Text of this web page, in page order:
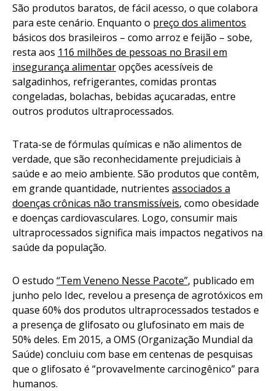
São produtos baratos, de fácil acesso, o que colabora
para este cenário. Enquanto o preço dos alimentos
básicos dos brasileiros – como arroz e feijão – sobe,
resta aos 116 milhões de pessoas no Brasil em
insegurança alimentaropções acessíveis de
salgadinhos, refrigerantes, comidas prontas
congeladas, bolachas, bebidas açucaradas, entre
outros produtos ultraprocessados.
Trata-se de fórmulas químicas e não alimentos de
verdade, que são reconhecidamente prejudiciais à
saúde e ao meio ambiente. São produtos que contêm,
em grande quantidade, nutrientes associados a
doenças crônicas não transmissíveis, como obesidade
e doenças cardiovasculares. Logo, consumir mais
ultraprocessados significa mais impactos negativos na
saúde da população.
O estudo “Tem Veneno Nesse Pacote”, publicado em
junho pelo Idec, revelou a presença de agrotóxicos em
quase 60% dos produtos ultraprocessados testados e
a presença de glifosato ou glufosinato em mais de
50% deles. Em 2015, a OMS (Organização Mundial da
Saúde) concluiu com base em centenas de pesquisas
que o glifosato é “provavelmente carcinogênico” para
humanos.